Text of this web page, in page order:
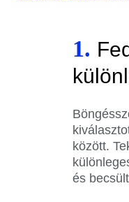
1.
között.
és